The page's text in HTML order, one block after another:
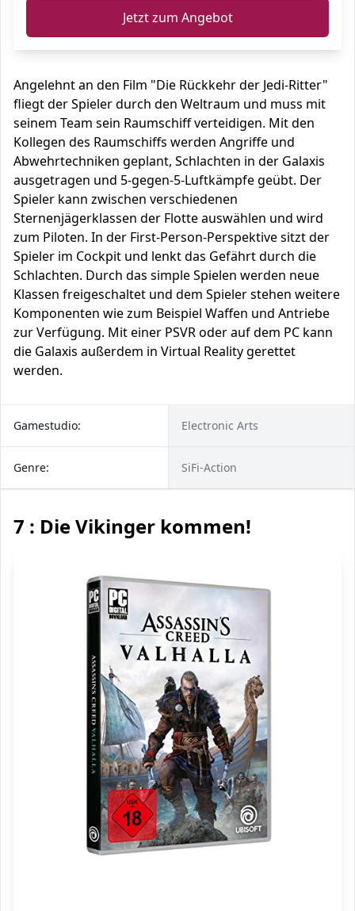
Jetzt zum Angebot
Angelehnt an den Film "Die Rückkehr der Jedi-Ritter"
fliegt der Spieler durch den Weltraum und muss mit
seinem Team sein Raumschiff verteidigen. Mit den
Kollegen des Raumschiffs werden Angriffe und
Abwehrtechniken geplant, Schlachten in der Galaxis
ausgetragen und 5-gegen-5-Luftkämpfe geübt. Der
Spieler kann zwischen verschiedenen
Sternenjägerklassen der Flotte auswählen und wird
zum Piloten. In der First-Person-Perspektive sitzt der
Spieler im Cockpit und lenkt das Gefährt durch die
Schlachten. Durch das simple Spielen werden neue
Klassen freigeschaltet und dem Spieler stehen weitere
Komponenten wie zum Beispiel Waffen und Antriebe
zur Verfügung. Mit einer PSVR oder auf dem PC kann
die Galaxis außerdem in Virtual Reality gerettet
werden.
Gamestudio: Electronic Arts
Genre: SiFi-Action
7 : Die Vikinger kommen!